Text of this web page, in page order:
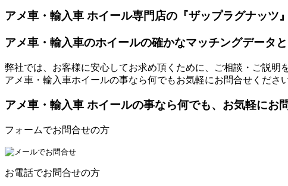
アメ車・輸入車 ホイール専門店の『ザップラグナッツ』
アメ車・輸入車のホイールの確かなマッチングデータ
弊社では、お客様に安心してお求め頂くために、ご相談・ご説明
アメ車・輸入車ホイールの事なら何でもお気軽にお問合せください
アメ車・輸入車 ホイールの事なら何でも、お気軽にお
フォームでお問合せの方
お電話でお問合せの方